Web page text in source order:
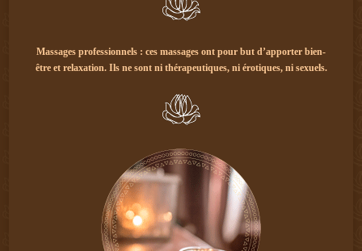
Massages professionnels : ces massages ont pour but d’apporter bien-
être et relaxation. Ils ne sont ni thérapeutiques, ni érotiques, ni sexuels.